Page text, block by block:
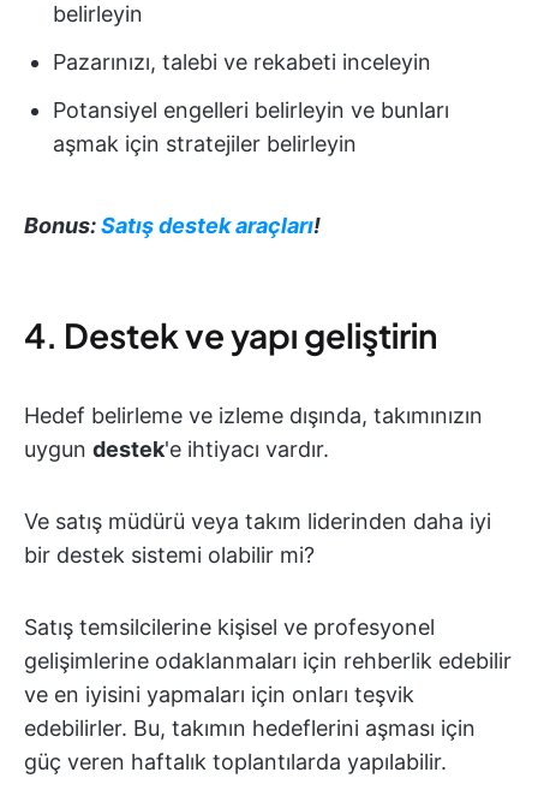
belirleyin
Pazarınızı, talebi ve rekabeti inceleyin
Potansiyel engelleri belirleyin ve bunları
aşmak için stratejiler belirleyin
Bonus:Satış destek araçları!
4. Destek ve yapı geliştirin
Hedef belirleme ve izleme dışında, takımınızın
uygun destek'e ihtiyacı vardır.
Ve satış müdürü veya takım liderinden daha iyi
bir destek sistemi olabilir mi?
Satış temsilcilerine kişisel ve profesyonel
gelişimlerine odaklanmaları için rehberlik edebilir
ve en iyisini yapmaları için onları teşvik
edebilirler. Bu, takımın hedeflerini aşması için
güç veren haftalık toplantılarda yapılabilir.